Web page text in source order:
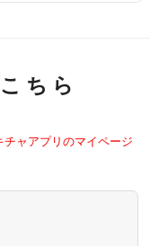
ちら
ャアプリのマイページ